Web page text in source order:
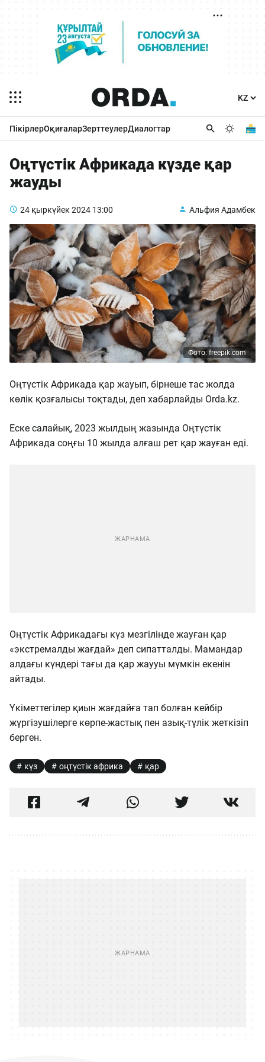
ПікірлерОқиғаларЗерттеулерДиалогтар
Оңтүстік Африкада күзде қар
жауды
24 қыркүйек 2024 13:00 Альфия Адамбек
Фото: freepik.com
Оңтүстік Африкада қар жауып, бірнеше тас жолда
көлік қозғалысы тоқтады, деп хабарлайды Orda.kz.
Еске салайық, 2023 жылдың жазында Оңтүстік
Африкада соңғы 10 жылда алғаш рет қар жауған еді.
Оңтүстік Африкадағы күз мезгілінде жауған қар
«экстремалды жағдай» деп сипатталды. Мамандар
алдағы күндері тағы да қар жаууы мүмкін екенін
айтады.
Үкіметтегілер қиын жағдайға тап болған кейбір
жүргізушілерге көрпе-жастық пен азық-түлік жеткізіп
берген.
күз оңтүстік африка қар